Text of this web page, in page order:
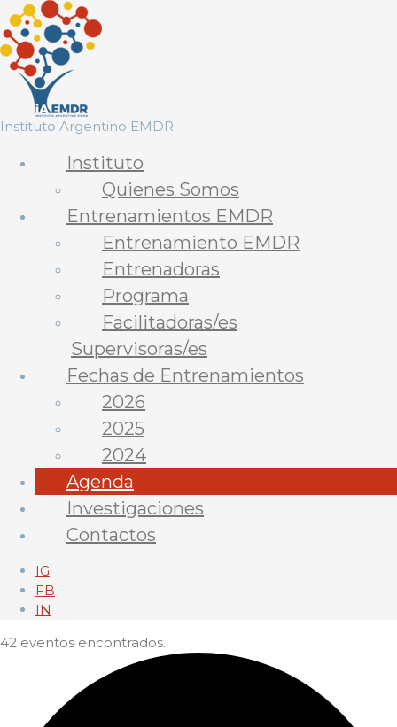
Saltar
al
contenido
Instituto Argentino EMDR
Instituto
Quienes Somos
Entrenamientos EMDR
Entrenamiento EMDR
Entrenadoras
Programa
Facilitadoras/es
Supervisoras/es
Fechas de Entrenamientos
2026
2025
2024
Agenda
Investigaciones
Contactos
IG
FB
IN
42 eventos encontrados.